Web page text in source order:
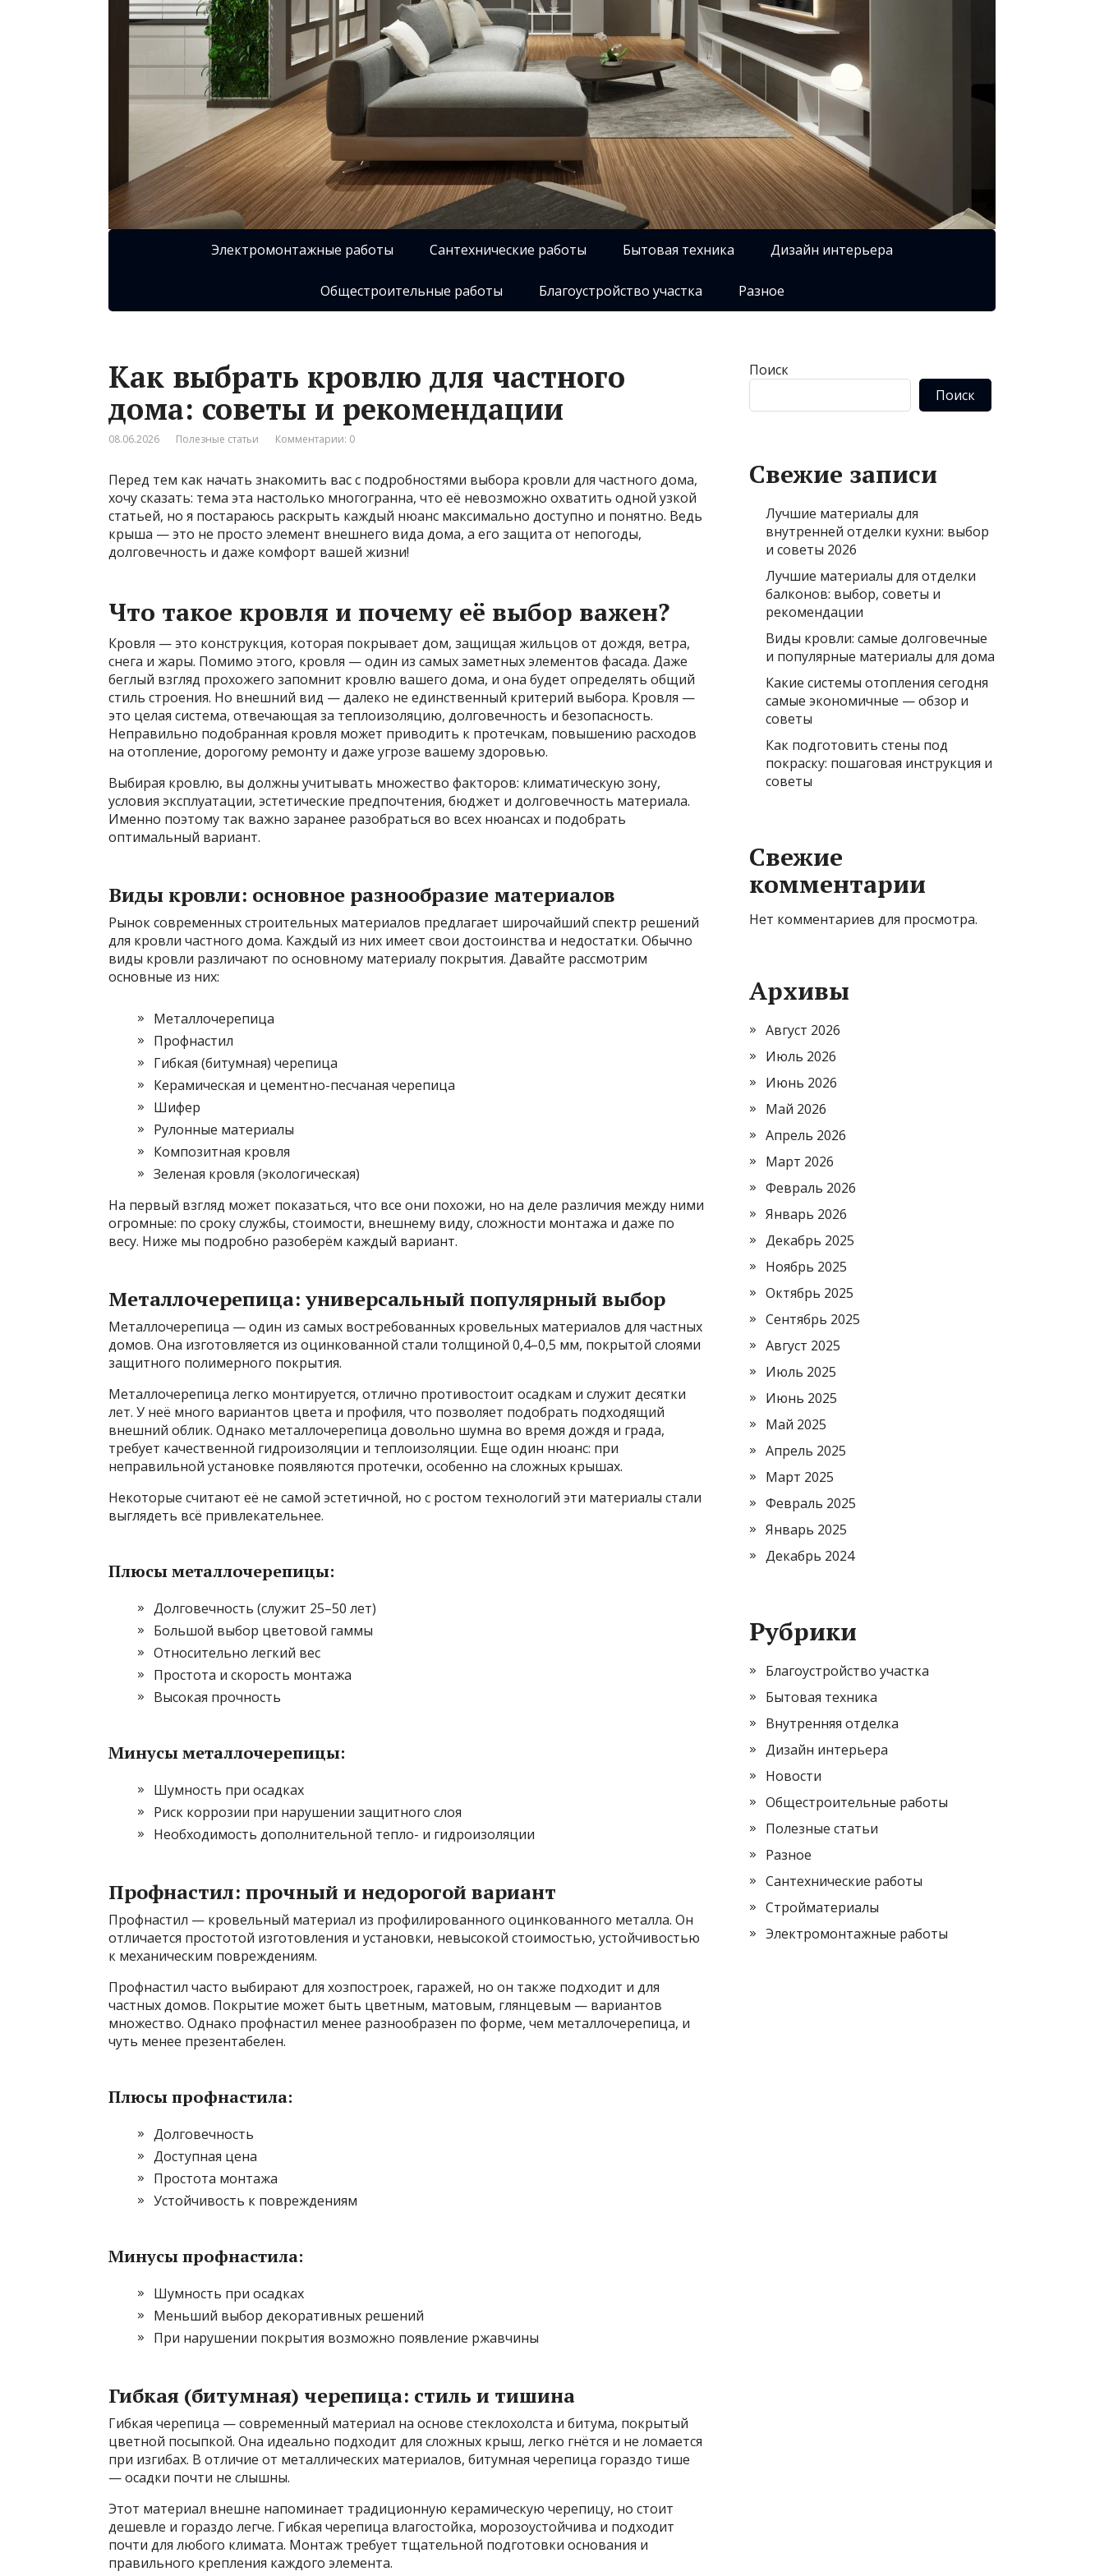
Электромонтажные работы Сантехнические работы Бытовая техника Дизайн интерьера
Общестроительные работы Благоустройство участка Разное
Как выбрать кровлю для частного
дома: советы и рекомендации
08.06.2026 Полезные статьи Комментарии: 0
Перед тем как начать знакомить вас с подробностями выбора кровли для частного дома,
хочу сказать: тема эта настолько многогранна, что её невозможно охватить одной узкой
статьей, но я постараюсь раскрыть каждый нюанс максимально доступно и понятно. Ведь
крыша — это не просто элемент внешнего вида дома, а его защита от непогоды,
долговечность и даже комфорт вашей жизни!
Что такое кровля и почему её выбор важен?
Кровля — это конструкция, которая покрывает дом, защищая жильцов от дождя, ветра,
снега и жары. Помимо этого, кровля — один из самых заметных элементов фасада. Даже
беглый взгляд прохожего запомнит кровлю вашего дома, и она будет определять общий
стиль строения. Но внешний вид — далеко не единственный критерий выбора. Кровля —
это целая система, отвечающая за теплоизоляцию, долговечность и безопасность.
Неправильно подобранная кровля может приводить к протечкам, повышению расходов
на отопление, дорогому ремонту и даже угрозе вашему здоровью.
Выбирая кровлю, вы должны учитывать множество факторов: климатическую зону,
условия эксплуатации, эстетические предпочтения, бюджет и долговечность материала.
Именно поэтому так важно заранее разобраться во всех нюансах и подобрать
оптимальный вариант.
Виды кровли: основное разнообразие материалов
Рынок современных строительных материалов предлагает широчайший спектр решений
для кровли частного дома. Каждый из них имеет свои достоинства и недостатки. Обычно
виды кровли различают по основному материалу покрытия. Давайте рассмотрим
основные из них:
Металлочерепица
Профнастил
Гибкая (битумная) черепица
Керамическая и цементно-песчаная черепица
Шифер
Рулонные материалы
Композитная кровля
Зеленая кровля (экологическая)
На первый взгляд может показаться, что все они похожи, но на деле различия между ними
огромные: по сроку службы, стоимости, внешнему виду, сложности монтажа и даже по
весу. Ниже мы подробно разоберём каждый вариант.
Металлочерепица: универсальный популярный выбор
Металлочерепица — один из самых востребованных кровельных материалов для частных
домов. Она изготовляется из оцинкованной стали толщиной 0,4–0,5 мм, покрытой слоями
защитного полимерного покрытия.
Металлочерепица легко монтируется, отлично противостоит осадкам и служит десятки
лет. У неё много вариантов цвета и профиля, что позволяет подобрать подходящий
внешний облик. Однако металлочерепица довольно шумна во время дождя и града,
требует качественной гидроизоляции и теплоизоляции. Еще один нюанс: при
неправильной установке появляются протечки, особенно на сложных крышах.
Некоторые считают её не самой эстетичной, но с ростом технологий эти материалы стали
выглядеть всё привлекательнее.
Плюсы металлочерепицы:
Долговечность (служит 25–50 лет)
Большой выбор цветовой гаммы
Относительно легкий вес
Простота и скорость монтажа
Высокая прочность
Минусы металлочерепицы:
Шумность при осадках
Риск коррозии при нарушении защитного слоя
Необходимость дополнительной тепло- и гидроизоляции
Профнастил: прочный и недорогой вариант
Профнастил — кровельный материал из профилированного оцинкованного металла. Он
отличается простотой изготовления и установки, невысокой стоимостью, устойчивостью
к механическим повреждениям.
Профнастил часто выбирают для хозпостроек, гаражей, но он также подходит и для
частных домов. Покрытие может быть цветным, матовым, глянцевым — вариантов
множество. Однако профнастил менее разнообразен по форме, чем металлочерепица, и
чуть менее презентабелен.
Плюсы профнастила:
Долговечность
Доступная цена
Простота монтажа
Устойчивость к повреждениям
Минусы профнастила:
Шумность при осадках
Меньший выбор декоративных решений
При нарушении покрытия возможно появление ржавчины
Гибкая (битумная) черепица: стиль и тишина
Гибкая черепица — современный материал на основе стеклохолста и битума, покрытый
цветной посыпкой. Она идеально подходит для сложных крыш, легко гнётся и не ломается
при изгибах. В отличие от металлических материалов, битумная черепица гораздо тише
— осадки почти не слышны.
Этот материал внешне напоминает традиционную керамическую черепицу, но стоит
дешевле и гораздо легче. Гибкая черепица влагостойка, морозоустойчива и подходит
почти для любого климата. Монтаж требует тщательной подготовки основания и
правильного крепления каждого элемента.
Поиск
Поиск
Свежие записи
Лучшие материалы для
внутренней отделки кухни: выбор
и советы 2026
Лучшие материалы для отделки
балконов: выбор, советы и
рекомендации
Виды кровли: самые долговечные
и популярные материалы для дома
Какие системы отопления сегодня
самые экономичные — обзор и
советы
Как подготовить стены под
покраску: пошаговая инструкция и
советы
Свежие
комментарии
Нет комментариев для просмотра.
Архивы
Август 2026
Июль 2026
Июнь 2026
Май 2026
Апрель 2026
Март 2026
Февраль 2026
Январь 2026
Декабрь 2025
Ноябрь 2025
Октябрь 2025
Сентябрь 2025
Август 2025
Июль 2025
Июнь 2025
Май 2025
Апрель 2025
Март 2025
Февраль 2025
Январь 2025
Декабрь 2024
Рубрики
Благоустройство участка
Бытовая техника
Внутренняя отделка
Дизайн интерьера
Новости
Общестроительные работы
Полезные статьи
Разное
Сантехнические работы
Стройматериалы
Электромонтажные работы